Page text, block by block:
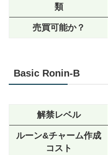
類
売買可能か？
Basic Ronin-B
解禁レベル
ルーン&チャーム作成
コスト